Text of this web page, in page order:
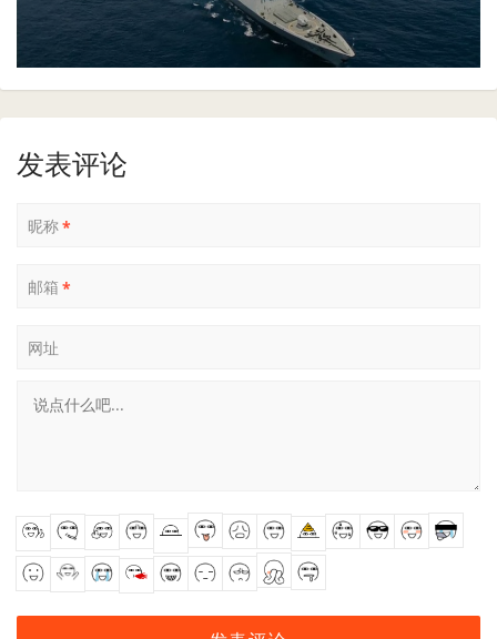
发表评论
昵称*
邮箱 *
网址